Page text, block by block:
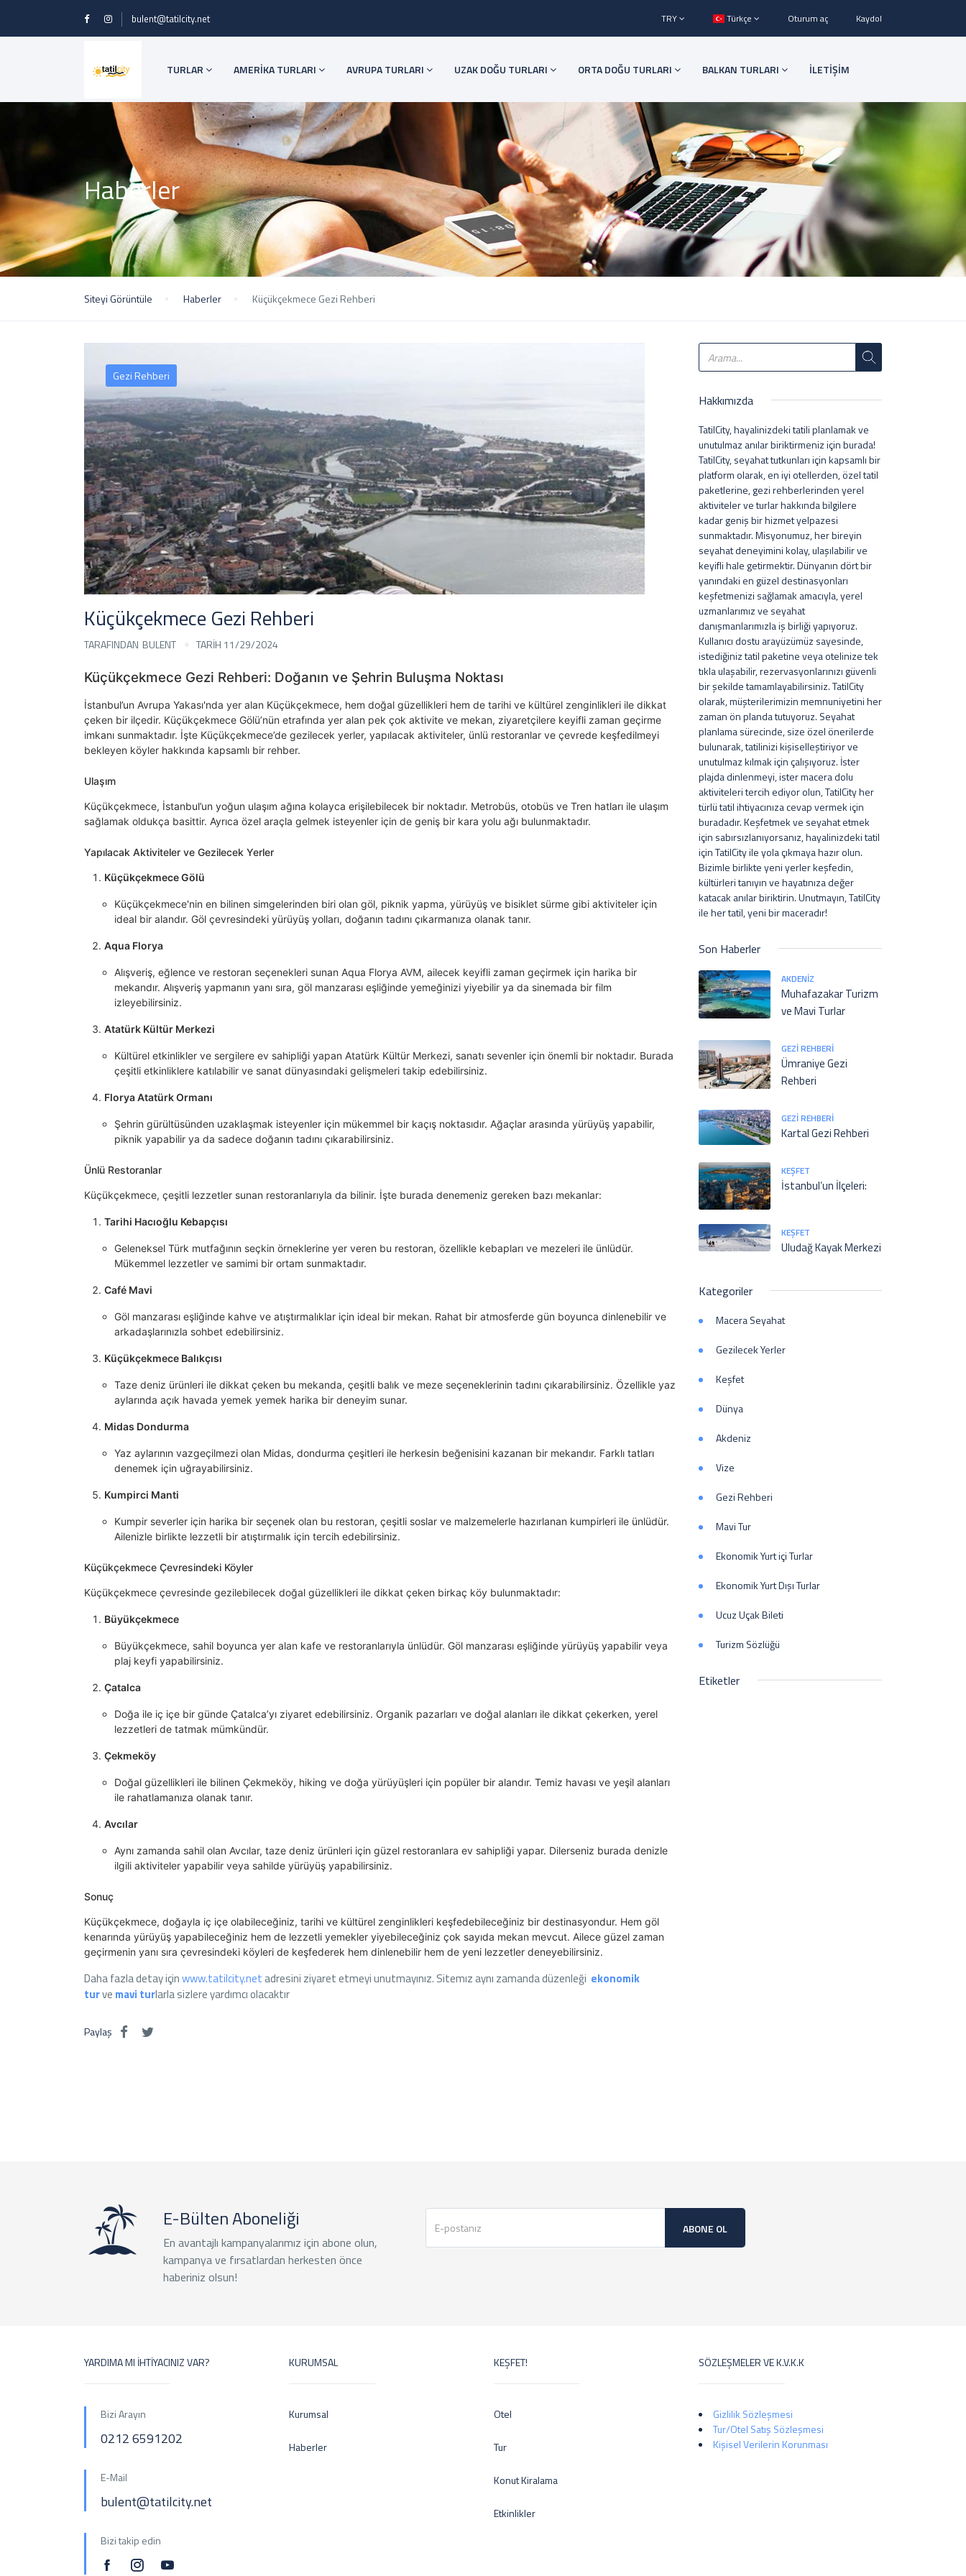
bulent@tatilcity.net TRY Türkçe Oturum aç Kaydol
TURLAR AMERİKA TURLARI AVRUPA TURLARI UZAK DOĞU TURLARI ORTA DOĞU TURLARI BALKAN TURLARI İLETİŞİM
Haberler
Siteyi Görüntüle Haberler Küçükçekmece Gezi Rehberi
Gezi Rehberi
Küçükçekmece Gezi Rehberi
TARAFINDAN BULENT TARİH 11/29/2024
Küçükçekmece Gezi Rehberi: Doğanın ve Şehrin Buluşma Noktası
İstanbul’un Avrupa Yakası'nda yer alan Küçükçekmece, hem doğal güzellikleri hem de tarihi ve kültürel zenginlikleri ile dikkat
çeken bir ilçedir. Küçükçekmece Gölü’nün etrafında yer alan pek çok aktivite ve mekan, ziyaretçilere keyifli zaman geçirme
imkanı sunmaktadır. İşte Küçükçekmece’de gezilecek yerler, yapılacak aktiviteler, ünlü restoranlar ve çevrede keşfedilmeyi
bekleyen köyler hakkında kapsamlı bir rehber.
Ulaşım
Küçükçekmece, İstanbul’un yoğun ulaşım ağına kolayca erişilebilecek bir noktadır. Metrobüs, otobüs ve Tren hatları ile ulaşım
sağlamak oldukça basittir. Ayrıca özel araçla gelmek isteyenler için de geniş bir kara yolu ağı bulunmaktadır.
Yapılacak Aktiviteler ve Gezilecek Yerler
Küçükçekmece Gölü
Küçükçekmece'nin en bilinen simgelerinden biri olan göl, piknik yapma, yürüyüş ve bisiklet sürme gibi aktiviteler için
ideal bir alandır. Göl çevresindeki yürüyüş yolları, doğanın tadını çıkarmanıza olanak tanır.
Aqua Florya
Alışveriş, eğlence ve restoran seçenekleri sunan Aqua Florya AVM, ailecek keyifli zaman geçirmek için harika bir
mekandır. Alışveriş yapmanın yanı sıra, göl manzarası eşliğinde yemeğinizi yiyebilir ya da sinemada bir film
izleyebilirsiniz.
Atatürk Kültür Merkezi
Kültürel etkinlikler ve sergilere ev sahipliği yapan Atatürk Kültür Merkezi, sanatı sevenler için önemli bir noktadır. Burada
çeşitli etkinliklere katılabilir ve sanat dünyasındaki gelişmeleri takip edebilirsiniz.
Florya Atatürk Ormanı
Şehrin gürültüsünden uzaklaşmak isteyenler için mükemmel bir kaçış noktasıdır. Ağaçlar arasında yürüyüş yapabilir,
piknik yapabilir ya da sadece doğanın tadını çıkarabilirsiniz.
Ünlü Restoranlar
Küçükçekmece, çeşitli lezzetler sunan restoranlarıyla da bilinir. İşte burada denemeniz gereken bazı mekanlar:
Tarihi Hacıoğlu Kebapçısı
Geleneksel Türk mutfağının seçkin örneklerine yer veren bu restoran, özellikle kebapları ve mezeleri ile ünlüdür.
Mükemmel lezzetler ve samimi bir ortam sunmaktadır.
Café Mavi
Göl manzarası eşliğinde kahve ve atıştırmalıklar için ideal bir mekan. Rahat bir atmosferde gün boyunca dinlenebilir ve
arkadaşlarınızla sohbet edebilirsiniz.
Küçükçekmece Balıkçısı
Taze deniz ürünleri ile dikkat çeken bu mekanda, çeşitli balık ve meze seçeneklerinin tadını çıkarabilirsiniz. Özellikle yaz
aylarında açık havada yemek yemek harika bir deneyim sunar.
Midas Dondurma
Yaz aylarının vazgeçilmezi olan Midas, dondurma çeşitleri ile herkesin beğenisini kazanan bir mekandır. Farklı tatları
denemek için uğrayabilirsiniz.
Kumpirci Manti
Kumpir severler için harika bir seçenek olan bu restoran, çeşitli soslar ve malzemelerle hazırlanan kumpirleri ile ünlüdür.
Ailenizle birlikte lezzetli bir atıştırmalık için tercih edebilirsiniz.
Küçükçekmece Çevresindeki Köyler
Küçükçekmece çevresinde gezilebilecek doğal güzellikleri ile dikkat çeken birkaç köy bulunmaktadır:
Büyükçekmece
Büyükçekmece, sahil boyunca yer alan kafe ve restoranlarıyla ünlüdür. Göl manzarası eşliğinde yürüyüş yapabilir veya
plaj keyfi yapabilirsiniz.
Çatalca
Doğa ile iç içe bir günde Çatalca’yı ziyaret edebilirsiniz. Organik pazarları ve doğal alanları ile dikkat çekerken, yerel
lezzetleri de tatmak mümkündür.
Çekmeköy
Doğal güzellikleri ile bilinen Çekmeköy, hiking ve doğa yürüyüşleri için popüler bir alandır. Temiz havası ve yeşil alanları
ile rahatlamanıza olanak tanır.
Avcılar
Aynı zamanda sahil olan Avcılar, taze deniz ürünleri için güzel restoranlara ev sahipliği yapar. Dilerseniz burada denizle
ilgili aktiviteler yapabilir veya sahilde yürüyüş yapabilirsiniz.
Sonuç
Küçükçekmece, doğayla iç içe olabileceğiniz, tarihi ve kültürel zenginlikleri keşfedebileceğiniz bir destinasyondur. Hem göl
kenarında yürüyüş yapabileceğiniz hem de lezzetli yemekler yiyebileceğiniz çok sayıda mekan mevcut. Ailece güzel zaman
geçirmenin yanı sıra çevresindeki köyleri de keşfederek hem dinlenebilir hem de yeni lezzetler deneyebilirsiniz.
Daha fazla detay içinwww.tatilcity.net adresini ziyaret etmeyi unutmayınız. Sitemız aynı zamanda düzenleği ekonomik
turve mavi turlarla sizlere yardımcı olacaktır
Paylaş
Hakkımızda
TatilCity, hayalinizdeki tatili planlamak ve
unutulmaz anılar biriktirmeniz için burada!
TatilCity, seyahat tutkunları için kapsamlı bir
platform olarak, en iyi otellerden, özel tatil
paketlerine, gezi rehberlerinden yerel
aktiviteler ve turlar hakkında bilgilere
kadar geniş bir hizmet yelpazesi
sunmaktadır. Misyonumuz, her bireyin
seyahat deneyimini kolay, ulaşılabilir ve
keyifli hale getirmektir. Dünyanın dört bir
yanındaki en güzel destinasyonları
keşfetmenizi sağlamak amacıyla, yerel
uzmanlarımız ve seyahat
danışmanlarımızla iş birliği yapıyoruz.
Kullanıcı dostu arayüzümüz sayesinde,
istediğiniz tatil paketine veya otelinize tek
tıkla ulaşabilir, rezervasyonlarınızı güvenli
bir şekilde tamamlayabilirsiniz. TatilCity
olarak, müşterilerimizin memnuniyetini her
zaman ön planda tutuyoruz. Seyahat
planlama sürecinde, size özel önerilerde
bulunarak, tatilinizi kişiselleştiriyor ve
unutulmaz kılmak için çalışıyoruz. İster
plajda dinlenmeyi, ister macera dolu
aktiviteleri tercih ediyor olun, TatilCity her
türlü tatil ihtiyacınıza cevap vermek için
buradadır. Keşfetmek ve seyahat etmek
için sabırsızlanıyorsanız, hayalinizdeki tatil
için TatilCity ile yola çıkmaya hazır olun.
Bizimle birlikte yeni yerler keşfedin,
kültürleri tanıyın ve hayatınıza değer
katacak anılar biriktirin. Unutmayın, TatilCity
ile her tatil, yeni bir maceradır!
Son Haberler
AKDENIZ
Muhafazakar Turizm
ve Mavi Turlar
GEZI REHBERI
Ümraniye Gezi
Rehberi
GEZI REHBERI
Kartal Gezi Rehberi
KEŞFET
İstanbul’un İlçeleri:
KEŞFET
Uludağ Kayak Merkezi
Kategoriler
Macera Seyahat
Gezilecek Yerler
Keşfet
Dünya
Akdeniz
Vize
Gezi Rehberi
Mavi Tur
Ekonomik Yurt içi Turlar
Ekonomik Yurt Dışı Turlar
Ucuz Uçak Bileti
Turizm Sözlüğü
Etiketler
E-Bülten Aboneliği
En avantajlı kampanyalarımız için abone olun,
kampanya ve fırsatlardan herkesten önce
haberiniz olsun!
ABONE OL
YARDIMA MI İHTİYACINIZ VAR?
Bizi Arayın
0212 6591202
E-Mail
bulent@tatilcity.net
Bizi takip edin
KURUMSAL
Kurumsal
Haberler
KEŞFET!
Otel
Tur
Konut Kiralama
Etkinlikler
SÖZLEŞMELER VE K.V.K.K
Gizlilik Sözleşmesi
Tur/Otel Satış Sözleşmesi
Kişisel Verilerin Korunması